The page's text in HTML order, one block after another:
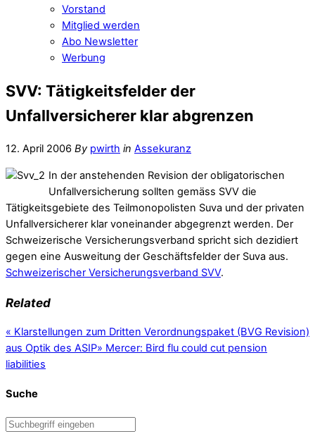
Vorstand
Mitglied werden
Abo Newsletter
Werbung
SVV: Tätigkeitsfelder der
Unfallversicherer klar abgrenzen
12. April 2006 By pwirth in Assekuranz
In der anstehenden Revision der obligatorischen
Unfallversicherung sollten gemäss SVV die
Tätigkeitsgebiete des Teilmonopolisten Suva und der privaten
Unfallversicherer klar voneinander abgegrenzt werden. Der
Schweizerische Versicherungsverband spricht sich dezidiert
gegen eine Ausweitung der Geschäftsfelder der Suva aus.
Schweizerischer Versicherungsverband SVV.
Related
« Klarstellungen zum Dritten Verordnungspaket (BVG Revision)
aus Optik des ASIP» Mercer: Bird flu could cut pension
liabilities
Suche